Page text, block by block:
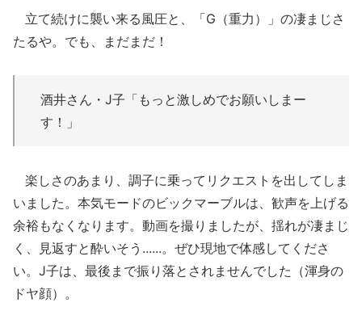
立て続けに襲い来る風圧と、「G（重力）」の凄まじさ
たるや。でも、まだまだ！
酒井さん・J子「もっと激しめでお願いしまー
す！」
楽しさのあまり、調子に乗ってリクエストを出してしま
いました。本気モードのビックマーブルは、歓声を上げる
余裕もなくなります。動画を撮りましたが、揺れが凄まじ
く、見返すと酔いそう......。ぜひ現地で体感してくださ
い。J子は、最後まで振り落とされませんでした（渾身の
ドヤ顔）。